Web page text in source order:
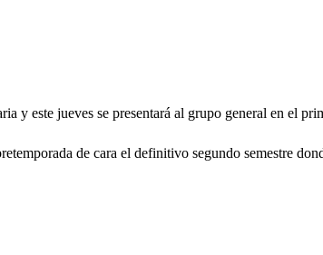
y este jueves se presentará al grupo general en el
de cara el definitivo segundo semestre